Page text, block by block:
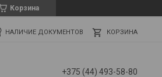
Корзина
НАЛИЧИЕ ДОКУМЕНТОВ КОРЗИНА
+375 (44) 493-58-80